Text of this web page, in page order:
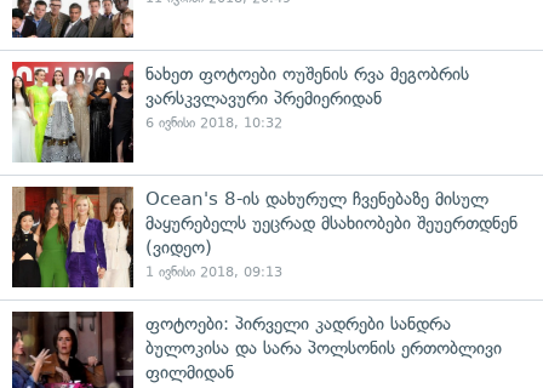
ნახეთ ფოტოები ოუშენის რვა მეგობრის
ვარსკვლავური პრემიერიდან
6 ივნისი 2018, 10:32
Ocean's 8-ის დახურულ ჩვენებაზე მისულ
მაყურებელს უეცრად მსახიობები შეუერთდნენ
(ვიდეო)
1 ივნისი 2018, 09:13
ფოტოები: პირველი კადრები სანდრა
ბულოკისა და სარა პოლსონის ერთობლივი
ფილმიდან